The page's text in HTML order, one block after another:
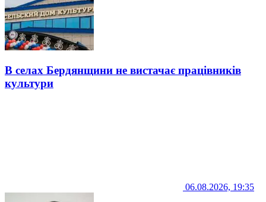
В селах Бердянщини не вистачає працівників
культури
06.08.2026, 19:35